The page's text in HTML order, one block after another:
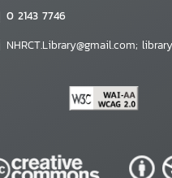
0 2143 7746
NHRCT.Library@gmail.com;